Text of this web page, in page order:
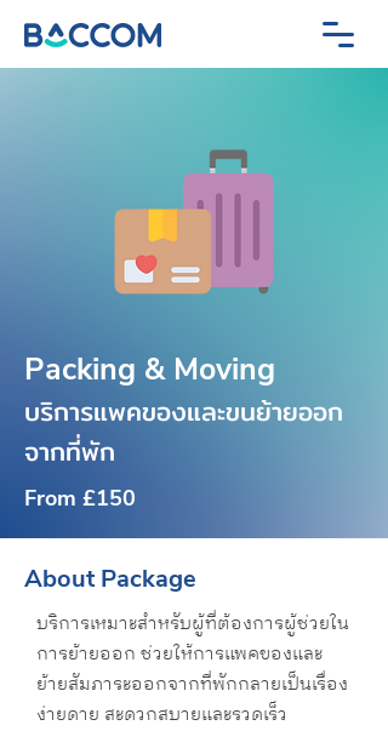
Packing & Moving
บริการแพคของและขนย้ายออก
จากที่พัก
From £150
About Package
บริการเหมาะสำหรับผู้ที่ต้องการผู้ช่วยใน
การย้ายออก ช่วยให้การแพคของและ
ย้ายสัมภาระออกจากที่พักกลายเป็นเรื่อง
ง่ายดาย สะดวกสบายและรวดเร็ว